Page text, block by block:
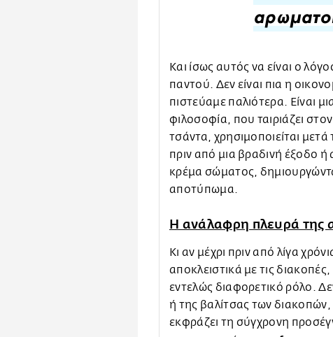
Και ίσως αυτός να είναι ο
παντού. Δεν είναι πια η
πιστεύαμε παλιότερα. Είναι
φιλοσοφία, που ταιριάζει
τσάντα, χρησιμοποιείται
πριν από μια βραδινή έξοδο
κρέμα σώματος,
αποτύπωμα.
Η ανάλαφρη πλευρά της
Κι αν μέχρι πριν από λίγα
αποκλειστικά με τις
εντελώς διαφορετικό ρόλο.
ή της βαλίτσας των
εκφράζει τη σύγχρονη